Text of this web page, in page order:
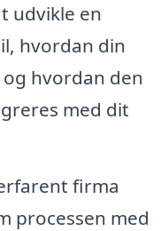
udvikle en
hvordan din
hvordan den
med dit
firma
processen med